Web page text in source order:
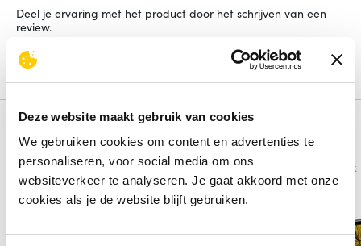
Deze website maakt gebruik van cookies
We gebruiken cookies om content en advertenties te
personaliseren, voor social media om ons
websiteverkeer te analyseren. Je gaat akkoord met onze
cookies als je de website blijft gebruiken.
Deel je ervaring met het product door het schrijven van een
review.
Schrijf een review
Alternatieven
Vergelijk Vergelijk